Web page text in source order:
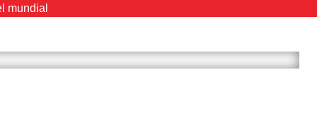
mundial